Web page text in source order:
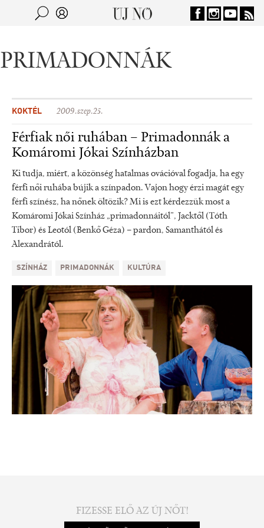
Jump to navigation
PRIMADONNÁK
KOKTÉL 2009.szep.25.
Férfiak női ruhában – Primadonnák a
Komáromi Jókai Színházban
Ki tudja, miért, a közönség hatalmas ovációval fogadja, ha egy
férfi női ruhába bújik a színpadon. Vajon hogy érzi magát egy
férfi színész, ha nőnek öltözik? Mi is ezt kérdezzük most a
Komáromi Jókai Színház „primadonnáitól”, Jacktől (Tóth
Tibor) és Leotól (Benkő Géza) – pardon, Samanthától és
Alexandrától.
SZÍNHÁZ PRIMADONNÁK KULTÚRA
FIZESSE ELŐ AZ ÚJ NŐT!